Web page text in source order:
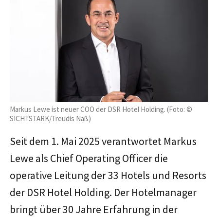
Markus Lewe ist neuer COO der DSR Hotel Holding. (Foto: ©
SICHTSTARK/Treudis Naß)
Seit dem 1. Mai 2025 verantwortet Markus
Lewe als Chief Operating Officer die
operative Leitung der 33 Hotels und Resorts
der DSR Hotel Holding. Der Hotelmanager
bringt über 30 Jahre Erfahrung in der